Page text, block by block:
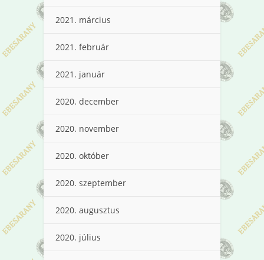
2021. március
2021. február
2021. január
2020. december
2020. november
2020. október
2020. szeptember
2020. augusztus
2020. július